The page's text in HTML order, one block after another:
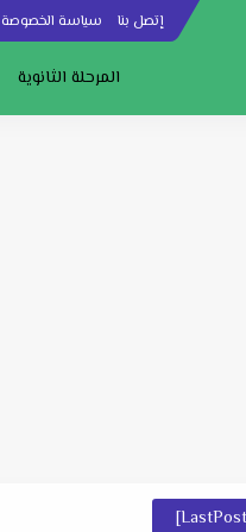
إتصل بنا سياسة الخصوصة
المرحلة الثانوية